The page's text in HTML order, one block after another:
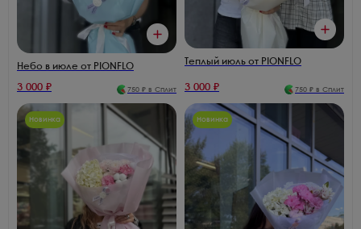
Небо в июле от PIONFLO
3 000 ₽ 750 ₽ в Сплит
Теплый июль от PIONFLO
3 000 ₽ 750 ₽ в Сплит
Новинка Новинка